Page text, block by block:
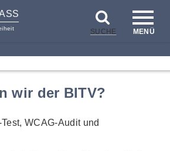
SUCHE MENÜ
wir der BITV?